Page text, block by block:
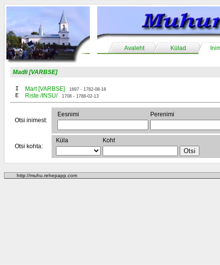
Avaleht Külad
Madli [VARBSE]
I Mart [VARBSE] 1697 - 1782-08-18
E Riste /INSU/ 1708 - 1788-02-13
Otsi inimest:
Eesnimi Perenimi
Otsi kohta:
Küla Koht
http://muhu.rehepapp.com